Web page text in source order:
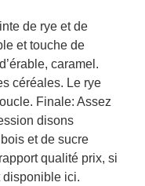
de rye et de
et touche de
caramel.
céréales. Le rye
Finale: Assez
disons
et de sucre
qualité prix, si
disponible ici.